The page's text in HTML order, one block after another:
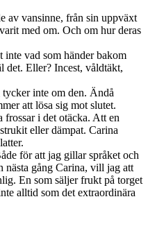
av vansinne, från sin uppväxt
med om. Och om hur deras
vad som händer bakom
det. Eller? Incest, våldtäkt,
inte om den. Ändå
att lösa sig mot slutet.
frossar i det otäcka. Att en
eller dämpat. Carina
för att jag gillar språket och
nästa gång Carina, vill jag att
En som säljer frukt på torget
alltid som det extraordinära